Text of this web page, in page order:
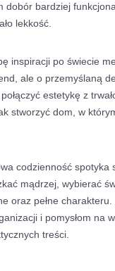
dobór bardziej
lekkość.
inspiracji po świecie
ale o przemyślaną
estetykę z
stworzyć dom, w
codzienność spotyka
mądrzej, wybierać
oraz pełne
i pomysłom na
treści.